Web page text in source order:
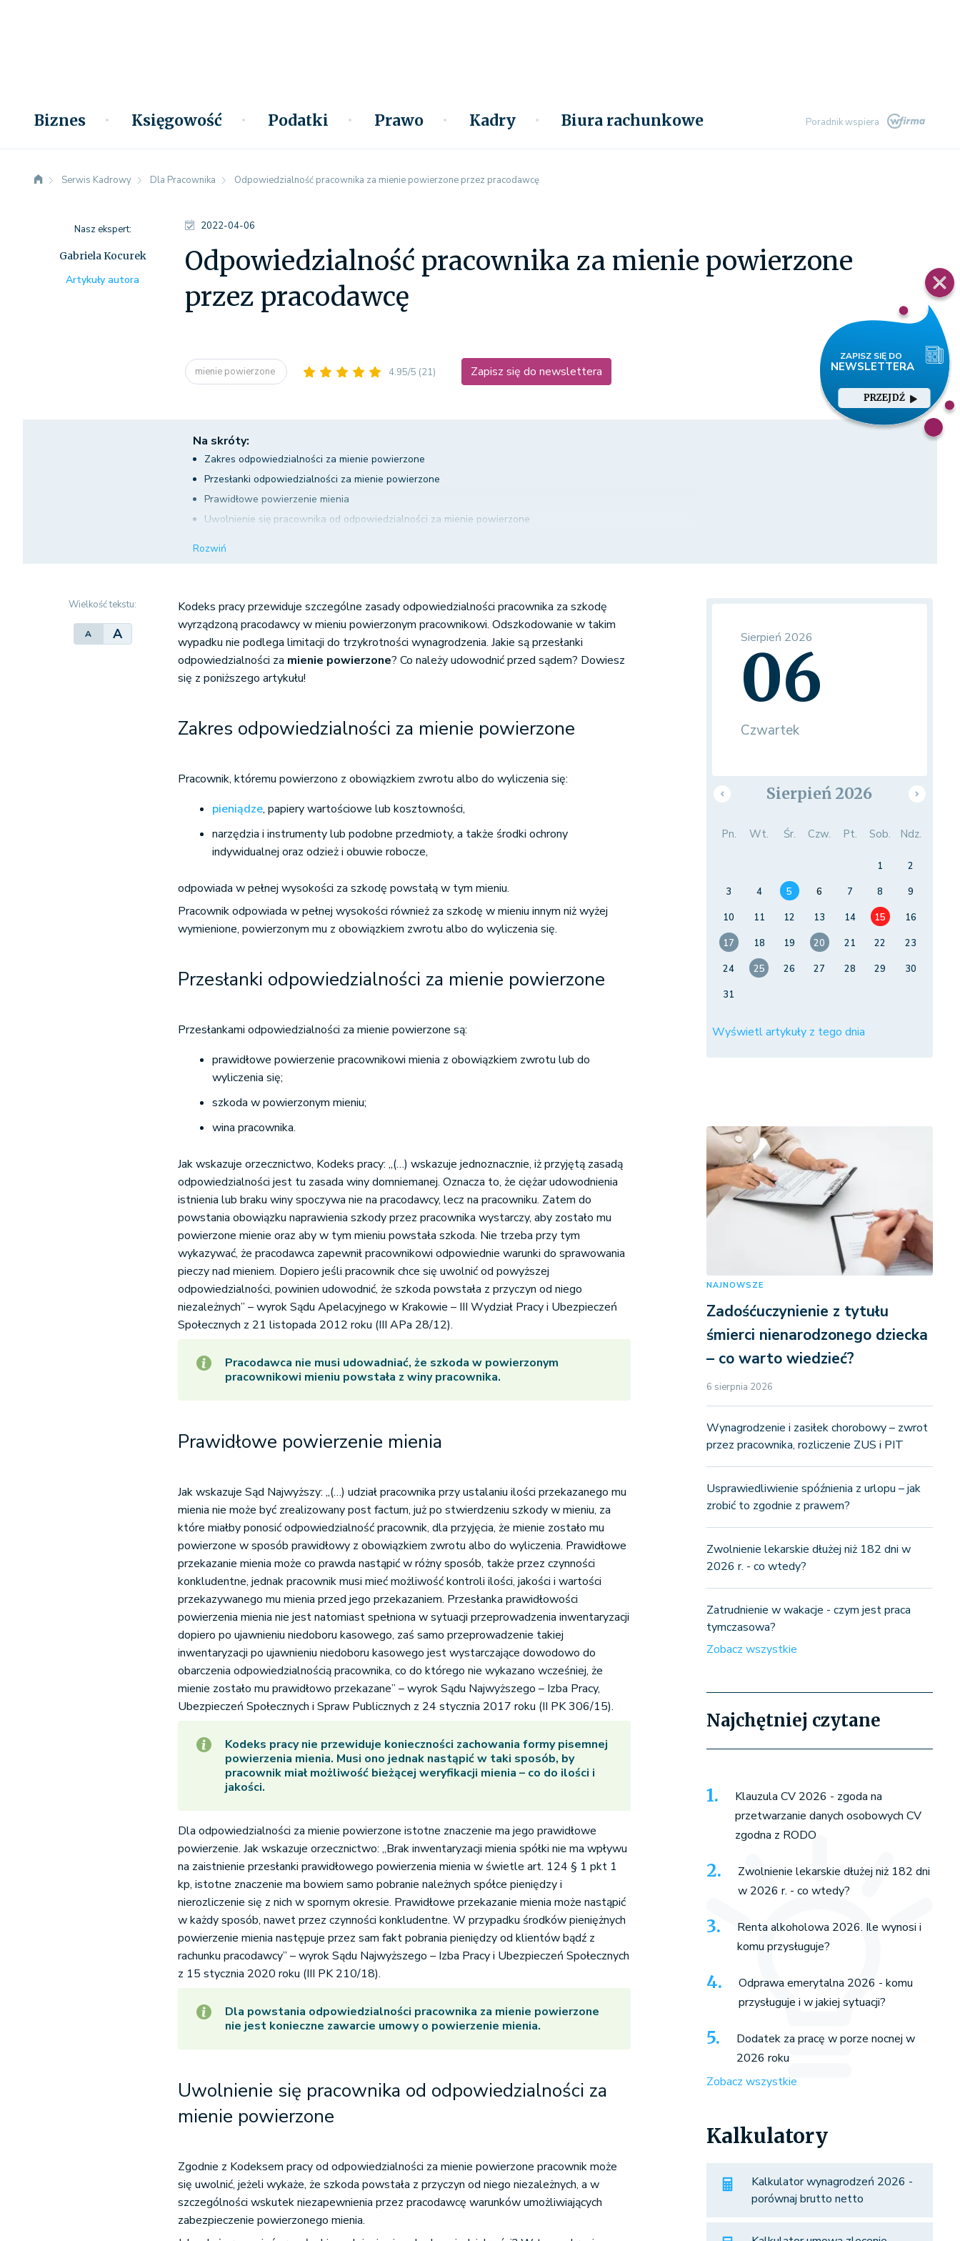
Biznes Księgowość Podatki Prawo Kadry Biura rachunkowe Poradnik wspiera
PRZEJDŹ
Serwis Kadrowy Dla Pracownika Odpowiedzialność pracownika za mienie powierzone przez pracodawcę
2022-04-06
Odpowiedzialność pracownika za mienie powierzone
przez pracodawcę
mienie powierzone 4.95/5 (21) Zapisz się do newslettera
Nasz ekspert:
Gabriela Kocurek
Artykuły autora
Na skróty:
Zakres odpowiedzialności za mienie powierzone
Przesłanki odpowiedzialności za mienie powierzone
Prawidłowe powierzenie mienia
Uwolnienie się pracownika od odpowiedzialności za mienie powierzone
Rozwiń
Wielkość tekstu:
A A
Kodeks pracy przewiduje szczególne zasady odpowiedzialności pracownika za szkodę
wyrządzoną pracodawcy w mieniu powierzonym pracownikowi. Odszkodowanie w takim
wypadku nie podlega limitacji do trzykrotności wynagrodzenia. Jakie są przesłanki
odpowiedzialności za mienie powierzone? Co należy udowodnić przed sądem? Dowiesz
się z poniższego artykułu!
Zakres odpowiedzialności za mienie powierzone
Pracownik, któremu powierzono z obowiązkiem zwrotu albo do wyliczenia się:
pieniądze, papiery wartościowe lub kosztowności,
narzędzia i instrumenty lub podobne przedmioty, a także środki ochrony
indywidualnej oraz odzież i obuwie robocze,
odpowiada w pełnej wysokości za szkodę powstałą w tym mieniu.
Pracownik odpowiada w pełnej wysokości również za szkodę w mieniu innym niż wyżej
wymienione, powierzonym mu z obowiązkiem zwrotu albo do wyliczenia się.
Przesłanki odpowiedzialności za mienie powierzone
Przesłankami odpowiedzialności za mienie powierzone są:
prawidłowe powierzenie pracownikowi mienia z obowiązkiem zwrotu lub do
wyliczenia się;
szkoda w powierzonym mieniu;
wina pracownika.
Jak wskazuje orzecznictwo, Kodeks pracy: „(…) wskazuje jednoznacznie, iż przyjętą zasadą
odpowiedzialności jest tu zasada winy domniemanej. Oznacza to, że ciężar udowodnienia
istnienia lub braku winy spoczywa nie na pracodawcy, lecz na pracowniku. Zatem do
powstania obowiązku naprawienia szkody przez pracownika wystarczy, aby zostało mu
powierzone mienie oraz aby w tym mieniu powstała szkoda. Nie trzeba przy tym
wykazywać, że pracodawca zapewnił pracownikowi odpowiednie warunki do sprawowania
pieczy nad mieniem. Dopiero jeśli pracownik chce się uwolnić od powyższej
odpowiedzialności, powinien udowodnić, że szkoda powstała z przyczyn od niego
niezależnych” – wyrok Sądu Apelacyjnego w Krakowie – III Wydział Pracy i Ubezpieczeń
Społecznych z 21 listopada 2012 roku (III APa 28/12).
Pracodawca nie musi udowadniać, że szkoda w powierzonym
pracownikowi mieniu powstała z winy pracownika.
Prawidłowe powierzenie mienia
Jak wskazuje Sąd Najwyższy: „(…) udział pracownika przy ustalaniu ilości przekazanego mu
mienia nie może być zrealizowany post factum, już po stwierdzeniu szkody w mieniu, za
które miałby ponosić odpowiedzialność pracownik, dla przyjęcia, że mienie zostało mu
powierzone w sposób prawidłowy z obowiązkiem zwrotu albo do wyliczenia. Prawidłowe
przekazanie mienia może co prawda nastąpić w różny sposób, także przez czynności
konkludentne, jednak pracownik musi mieć możliwość kontroli ilości, jakości i wartości
przekazywanego mu mienia przed jego przekazaniem. Przesłanka prawidłowości
powierzenia mienia nie jest natomiast spełniona w sytuacji przeprowadzenia inwentaryzacji
dopiero po ujawnieniu niedoboru kasowego, zaś samo przeprowadzenie takiej
inwentaryzacji po ujawnieniu niedoboru kasowego jest wystarczające dowodowo do
obarczenia odpowiedzialnością pracownika, co do którego nie wykazano wcześniej, że
mienie zostało mu prawidłowo przekazane” – wyrok Sądu Najwyższego – Izba Pracy,
Ubezpieczeń Społecznych i Spraw Publicznych z 24 stycznia 2017 roku (II PK 306/15).
Kodeks pracy nie przewiduje konieczności zachowania formy pisemnej
powierzenia mienia. Musi ono jednak nastąpić w taki sposób, by
pracownik miał możliwość bieżącej weryfikacji mienia – co do ilości i
jakości.
Dla odpowiedzialności za mienie powierzone istotne znaczenie ma jego prawidłowe
powierzenie. Jak wskazuje orzecznictwo: „Brak inwentaryzacji mienia spółki nie ma wpływu
na zaistnienie przesłanki prawidłowego powierzenia mienia w świetle art. 124 § 1 pkt 1
kp, istotne znaczenie ma bowiem samo pobranie należnych spółce pieniędzy i
nierozliczenie się z nich w spornym okresie. Prawidłowe przekazanie mienia może nastąpić
w każdy sposób, nawet przez czynności konkludentne. W przypadku środków pieniężnych
powierzenie mienia następuje przez sam fakt pobrania pieniędzy od klientów bądź z
rachunku pracodawcy” – wyrok Sądu Najwyższego – Izba Pracy i Ubezpieczeń Społecznych
z 15 stycznia 2020 roku (III PK 210/18).
Dla powstania odpowiedzialności pracownika za mienie powierzone
nie jest konieczne zawarcie umowy o powierzenie mienia.
Uwolnienie się pracownika od odpowiedzialności za
mienie powierzone
Zgodnie z Kodeksem pracy od odpowiedzialności za mienie powierzone pracownik może
się uwolnić, jeżeli wykaże, że szkoda powstała z przyczyn od niego niezależnych, a w
szczególności wskutek niezapewnienia przez pracodawcę warunków umożliwiających
zabezpieczenie powierzonego mienia.
Sierpień 2026
06
Czwartek
Sierpień 2026
Pn. Wt. Śr. Czw. Pt. Sob. Ndz.
1
2
3
4 5 6 7 8
9
10
11 12 13 14 15
16
17
18 19 20 21 22
23
24
25 26 27 28 29
30
31
Wyświetl artykuły z tego dnia
NAJNOWSZE
Zadośćuczynienie z tytułu
śmierci nienarodzonego dziecka
– co warto wiedzieć?
6 sierpnia 2026
Wynagrodzenie i zasiłek chorobowy – zwrot
przez pracownika, rozliczenie ZUS i PIT
Usprawiedliwienie spóźnienia z urlopu – jak
zrobić to zgodnie z prawem?
Zwolnienie lekarskie dłużej niż 182 dni w
2026 r. - co wtedy?
Zatrudnienie w wakacje - czym jest praca
tymczasowa?
Zobacz wszystkie
Najchętniej czytane
Klauzula CV 2026 - zgoda na
przetwarzanie danych osobowych CV
zgodna z RODO
Zwolnienie lekarskie dłużej niż 182 dni
w 2026 r. - co wtedy?
Renta alkoholowa 2026. Ile wynosi i
komu przysługuje?
Odprawa emerytalna 2026 - komu
przysługuje i w jakiej sytuacji?
Dodatek za pracę w porze nocnej w
2026 roku
Zobacz wszystkie
Kalkulatory
Kalkulator wynagrodzeń 2026 -
porównaj brutto netto